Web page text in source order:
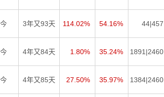
3年又93天 114.02% 54.16% 44|457
4年又84天 1.80% 35.24% 1891|2460
4年又85天 27.50% 35.97% 1384|2460